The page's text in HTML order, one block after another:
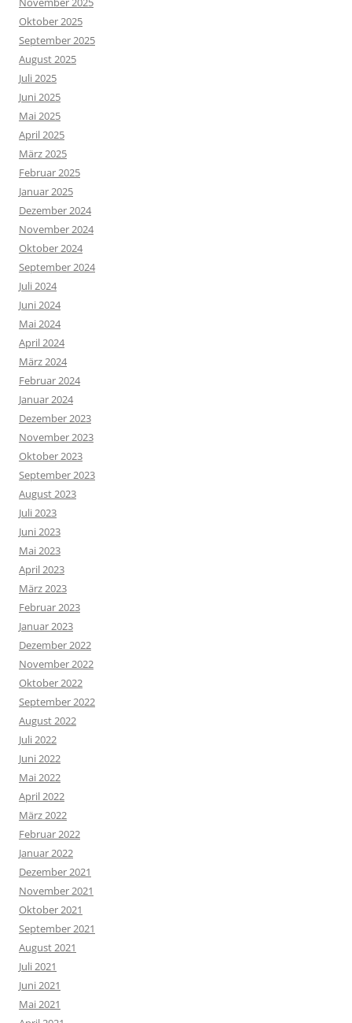
Oktober 2025
September 2025
August 2025
Juli 2025
Juni 2025
Mai 2025
April 2025
März 2025
Februar 2025
Januar 2025
Dezember 2024
November 2024
Oktober 2024
September 2024
Juli 2024
Juni 2024
Mai 2024
April 2024
März 2024
Februar 2024
Januar 2024
Dezember 2023
November 2023
Oktober 2023
September 2023
August 2023
Juli 2023
Juni 2023
Mai 2023
April 2023
März 2023
Februar 2023
Januar 2023
Dezember 2022
November 2022
Oktober 2022
September 2022
August 2022
Juli 2022
Juni 2022
Mai 2022
April 2022
März 2022
Februar 2022
Januar 2022
Dezember 2021
November 2021
Oktober 2021
September 2021
August 2021
Juli 2021
Juni 2021
Mai 2021